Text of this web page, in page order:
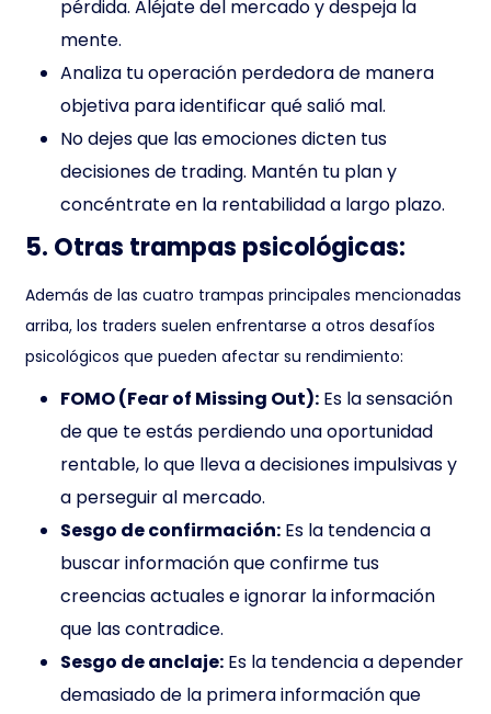
pérdida. Aléjate del mercado y despeja la
mente.
Analiza tu operación perdedora de manera
objetiva para identificar qué salió mal.
No dejes que las emociones dicten tus
decisiones de trading. Mantén tu plan y
concéntrate en la rentabilidad a largo plazo.
5. Otras trampas psicológicas:
Además de las cuatro trampas principales mencionadas
arriba, los traders suelen enfrentarse a otros desafíos
psicológicos que pueden afectar su rendimiento:
FOMO (Fear of Missing Out): Es la sensación
de que te estás perdiendo una oportunidad
rentable, lo que lleva a decisiones impulsivas y
a perseguir al mercado.
Sesgo de confirmación: Es la tendencia a
buscar información que confirme tus
creencias actuales e ignorar la información
que las contradice.
Sesgo de anclaje: Es la tendencia a depender
demasiado de la primera información que